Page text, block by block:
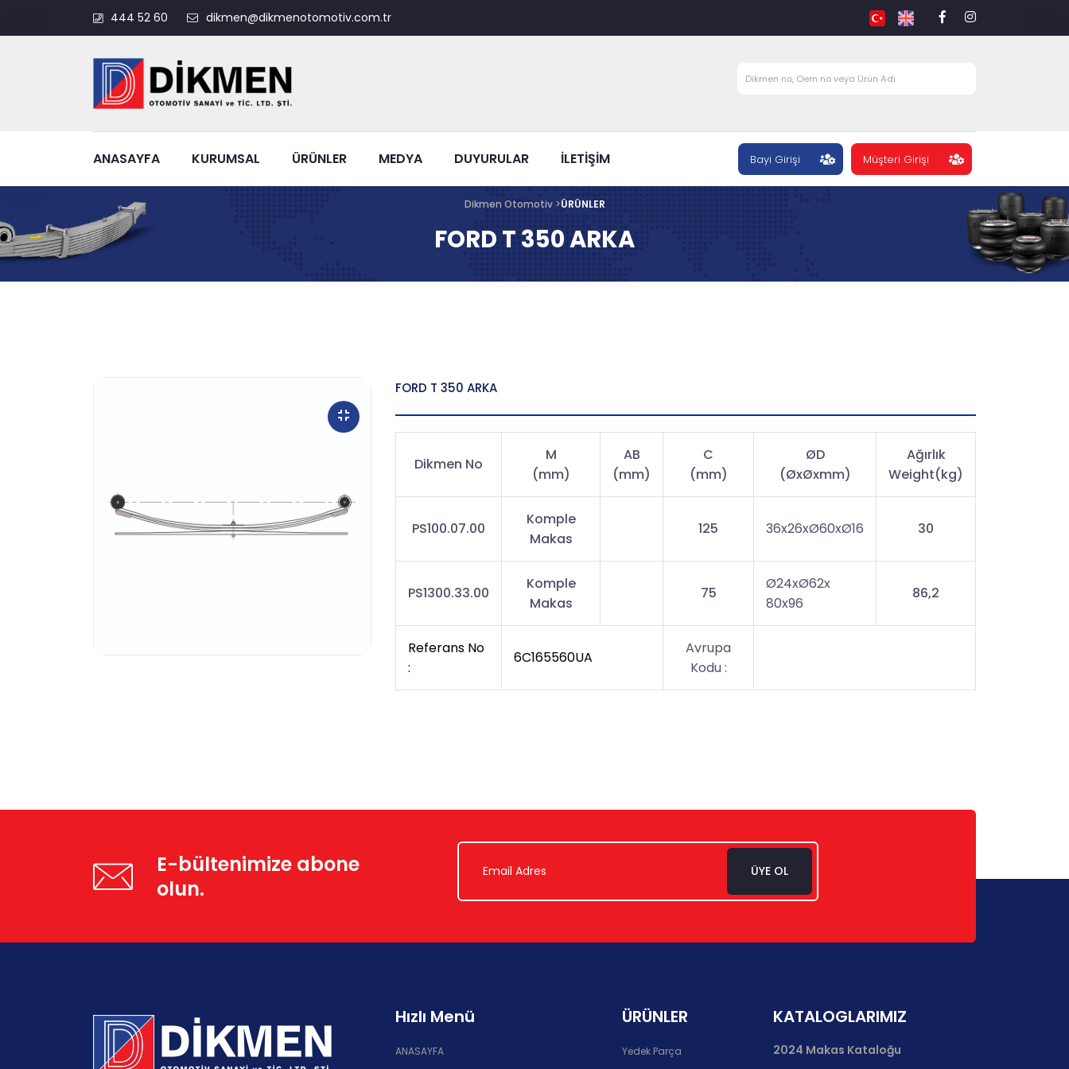
444 52 60 dikmen@dikmenotomotiv.com.tr
ANASAYFA KURUMSAL ÜRÜNLER MEDYA DUYURULAR İLETİŞİM Bayi Girişi Müşteri Girişi
Dikmen Otomotiv >ÜRÜNLER
FORD T 350 ARKA
FORD T 350 ARKA
Dikmen No
M
(mm)
AB
(mm)
C
(mm)
ØD
(ØxØxmm)
Ağırlık
Weight(kg)
PS100.07.00
Komple
Makas
125 36x26xØ60xØ16 30
PS1300.33.00
Komple
Makas
75
Ø24xØ62x
80x96
86,2
Referans No
:
6C165560UA
Avrupa
Kodu :
E-bültenimize abone
olun.
ÜYE OL
Hızlı Menü
ANASAYFA
ÜRÜNLER
Yedek Parça
KATALOGLARIMIZ
2024 Makas Kataloğu